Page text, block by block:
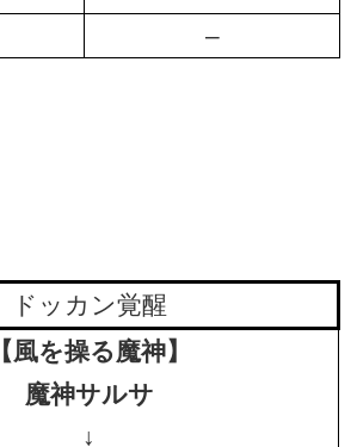
–
ドッカン覚醒
【風を操る魔神】
魔神サルサ
↓